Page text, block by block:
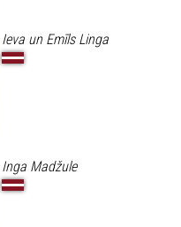
Ieva un Emīls Linga
Inga Madžule